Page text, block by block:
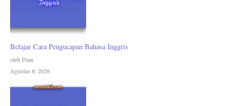
Belajar Cara Pengucapan Bahasa Inggris
oleh Dian
Agustus 8, 2026